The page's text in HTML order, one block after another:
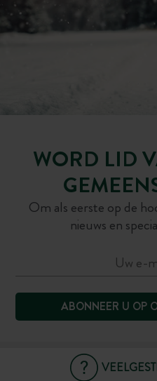
WORD LID
Om als eerste op de
nieuws en
ABONNEER U OP